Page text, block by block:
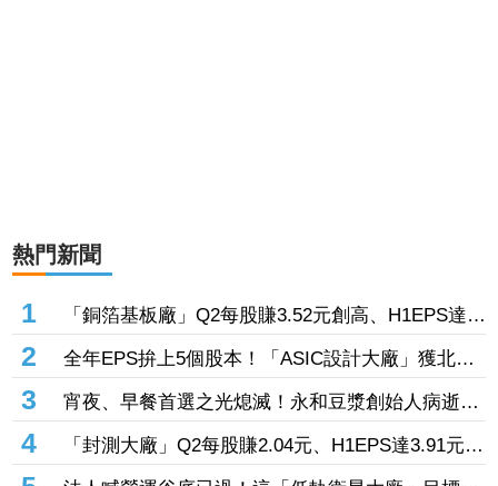
熱門新聞
1
「銅箔基板廠」Q2每股賺3.52元創高、H1EPS達
4.39元 7月營收同締新猷、年增96.88%
2
全年EPS拚上5個股本！「ASIC設計大廠」獲北美
CPU大單助攻 7月營收飆158%
3
宵夜、早餐首選之光熄滅！永和豆漿創始人病逝
享壽70歲
4
「封測大廠」Q2每股賺2.04元、H1EPS達3.91元
7月營收再喜迎年月雙增